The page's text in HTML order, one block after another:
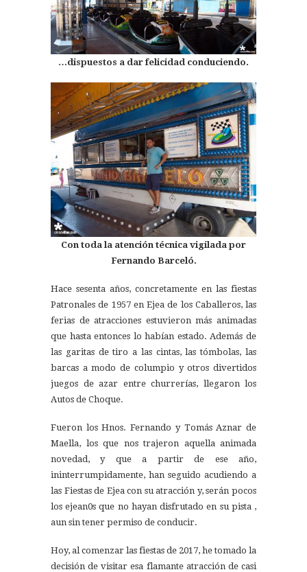
…dispuestos a dar felicidad conduciendo.
Con toda la atención técnica vigilada por
Fernando Barceló.
Hace sesenta años, concretamente en las fiestas
Patronales de 1957 en Ejea de los Caballeros, las
ferias de atracciones estuvieron más animadas
que hasta entonces lo habían estado. Además de
las garitas de tiro a las cintas, las tómbolas, las
barcas a modo de columpio y otros divertidos
juegos de azar entre churrerías, llegaron los
Autos de Choque.
Fueron los Hnos. Fernando y Tomás Aznar de
Maella, los que nos trajeron aquella animada
novedad, y que a partir de ese año,
ininterrumpidamente, han seguido acudiendo a
las Fiestas de Ejea con su atracción y, serán pocos
los ejean0s que no hayan disfrutado en su pista ,
aun sin tener permiso de conducir.
Hoy, al comenzar las fiestas de 2017, he tomado la
decisión de visitar esa flamante atracción de casi